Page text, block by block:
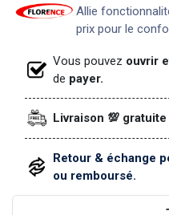
Allie
prix pour le
Vous pouvez ouvrir
de payer.
Livraison 💯
Retour & échange
ou remboursé.